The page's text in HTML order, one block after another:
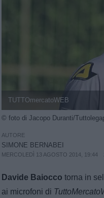
TUTTOmercatoWEB
© foto di Jacopo Duranti/
AUTORE
SIMONE BERNABEI
MERCOLEDÌ 13 AGOSTO 2014, 19:44
Davide Baiocco torna in
ai microfoni di